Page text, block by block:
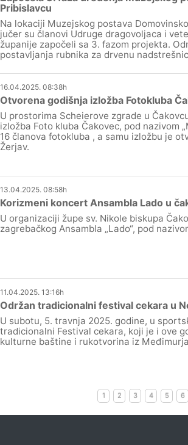
Pribislavcu
Na lokaciji Muzejskog postava
jučer su članovi Udruge dragovoljaca i
županije započeli sa 3. fazom projekta.
postavljanja rubnika za drvenu
16.04.2025. 08:38h
Otvorena godišnja izložba Fotokluba
U prostorima Scheierove zgrade u
izložba Foto kluba Čakovec, pod nazivom
16 članova fotokluba , a samu izložbu je
Žerjav.
13.04.2025. 08:58h
Korizmeni koncert Ansambla Lado u
U organizaciji župe sv. Nikole biskupa
zagrebačkog Ansambla „Lado“, pod
11.04.2025. 13:16h
Održan tradicionalni festival cekara u
U subotu, 5. travnja 2025. godine, u
tradicionalni Festival cekara, koji je i ove
kulturne baštine i rukotvorina iz
1 2 3 4 5 6